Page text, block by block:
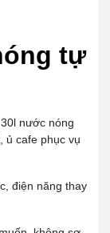
tự
nước nóng
ủ cafe phục vụ
điện năng thay